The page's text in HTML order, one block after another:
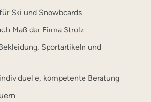
Ski und Snowboards
Maß der Firma Strolz
Sportartikeln und
kompetente Beratung